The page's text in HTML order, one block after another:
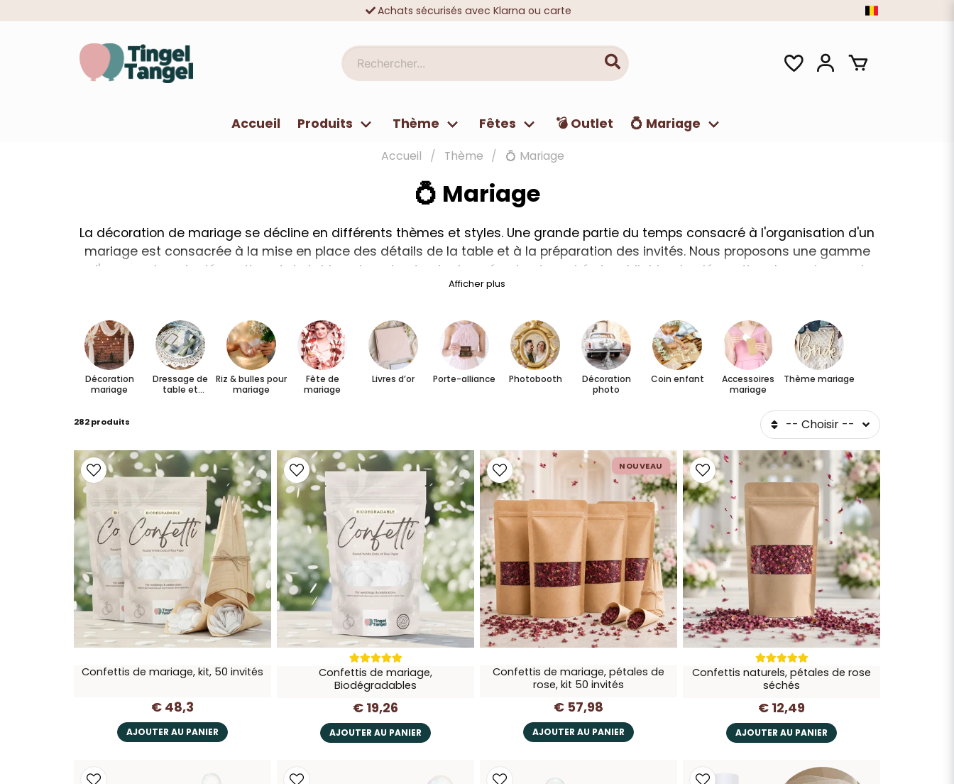
Achats sécurisés avec Klarna ou carte
Rechercher...
Accueil Produits Thème Fêtes 💣 Outlet 💍 Mariage
Accueil Thème 💍 Mariage
💍 Mariage
La décoration de mariage se décline en différents thèmes et styles. Une grande partie du temps consacré à l'organisation d'un
mariage est consacrée à la mise en place des détails de la table et à la préparation des invités. Nous proposons une gamme
d'accessoires de décoration et de table qui rendront votre journée et votre soirée inoubliables. La décoration de mariage est
importante, alors soyez prêt à l'avance pour vous assurer d'avoir accès à tout ce dont vous avez besoin. Nous avons tout ce qu'il
bien plus encore.
Afficher plus
Décoration
mariage
Dressage de
table et
Riz & bulles pour
mariage
Fête de
mariage
Livres d’or Porte-alliance Photobooth
Décoration
photo
Coin enfant
Accessoires
mariage
Thème mariage
282 produits -- Choisir --
Confettis de mariage, kit, 50 invités
€ 48,3
AJOUTER AU PANIER
Confettis de mariage,
Biodégradables
€ 19,26
AJOUTER AU PANIER
Confettis de mariage, pétales de
rose, kit 50 invités
€ 57,98
AJOUTER AU PANIER
NOUVEAU
Confettis naturels, pétales de rose
séchés
€ 12,49
AJOUTER AU PANIER